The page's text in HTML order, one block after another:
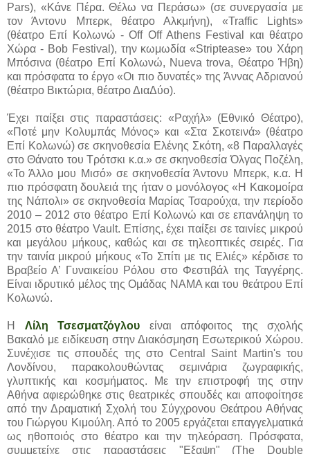
Pars), «Κάνε Πέρα. Θέλω να Περάσω» (σε συνεργασία με
τον Άντονυ Μπερκ, θέατρο Αλκμήνη), «Traffic Lights»
(θέατρο Επί Κολωνώ - Off Off Athens Festival και θέατρο
Χώρα - Bob Festival), την κωμωδία «Striptease» του Χάρη
Μπόσινα (θέατρο Επί Κολωνώ, Nueva trova, Θέατρο Ήβη)
και πρόσφατα το έργο «Οι πιο δυνατές» της Άννας Αδριανού
(θέατρο Βικτώρια, θέατρο ΔιαΔύο).
Έχει παίξει στις παραστάσεις: «Ραχήλ» (Εθνικό Θέατρο),
«Ποτέ μην Κολυμπάς Μόνος» και «Στα Σκοτεινά» (θέατρο
Επί Κολωνώ) σε σκηνοθεσία Ελένης Σκότη, «8 Παραλλαγές
στο Θάνατο του Τρότσκι κ.α.» σε σκηνοθεσία Όλγας Ποζέλη,
«Το Άλλο μου Μισό» σε σκηνοθεσία Άντονυ Μπερκ, κ.α. Η
πιο πρόσφατη δουλειά της ήταν ο μονόλογος «Η Κακομοίρα
της Νάπολι» σε σκηνοθεσία Μαρίας Τσαρούχα, την περίοδο
2010 – 2012 στο θέατρο Επί Κολωνώ και σε επανάληψη το
2015 στο θέατρο Vault. Επίσης, έχει παίξει σε ταινίες μικρού
και μεγάλου μήκους, καθώς και σε τηλεοπτικές σειρές. Για
την ταινία μικρού μήκους «Το Σπίτι με τις Ελιές» κέρδισε το
Βραβείο Α’ Γυναικείου Ρόλου στο Φεστιβάλ της Ταγγέρης.
Είναι ιδρυτικό μέλος της Ομάδας ΝΑΜΑ και του θεάτρου Επί
Κολωνώ.
Η Λίλη Τσεσματζόγλου είναι απόφοιτος της σχολής
Βακαλό με ειδίκευση στην Διακόσμηση Εσωτερικού Χώρου.
Συνέχισε τις σπουδές της στο Central Saint Martin's του
Λονδίνου, παρακολουθώντας σεμινάρια ζωγραφικής,
γλυπτικής και κοσμήματος. Με την επιστροφή της στην
Αθήνα αφιερώθηκε στις θεατρικές σπουδές και αποφοίτησε
από την Δραματική Σχολή του Σύγχρονου Θεάτρου Αθήνας
του Γιώργου Κιμούλη. Από το 2005 εργάζεται επαγγελματικά
ως ηθοποιός στο θέατρο και την τηλεόραση. Πρόσφατα,
συμμετείχε στις παραστάσεις "Εξαψη" (The Double